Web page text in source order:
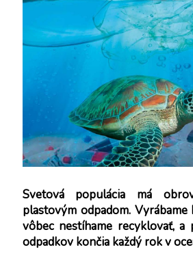
PARTNERI
KONTAKTY
Svetová populácia má
plastovým odpadom.
vôbec nestíhame recyklovať,
odpadkov končia každý rok v